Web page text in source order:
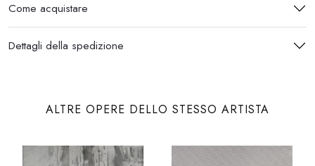
Come acquistare
Dettagli della spedizione
ALTRE OPERE DELLO STESSO ARTISTA